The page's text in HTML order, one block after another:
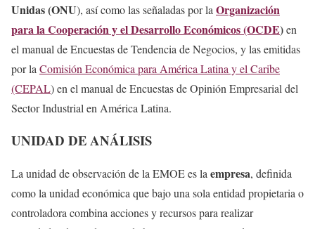
Unidas (ONU), así como las señaladas por la Organización
para la Cooperación y el Desarrollo Económicos (OCDE)en
el manual de Encuestas de Tendencia de Negocios, y las emitidas
por la Comisión Económica para América Latina y el Caribe
(CEPAL) en el manual de Encuestas de Opinión Empresarial del
Sector Industrial en América Latina.
UNIDAD DE ANÁLISIS
La unidad de observación de la EMOE es la empresa, definida
como la unidad económica que bajo una sola entidad propietaria o
controladora combina acciones y recursos para realizar